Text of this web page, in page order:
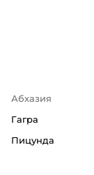
Абхазия
Гагра
Пицунда